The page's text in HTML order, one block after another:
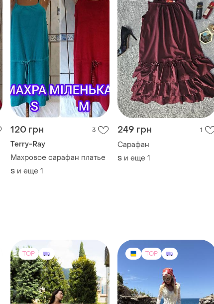
120 грн 3
Terry-Ray
Махровое сарафан платье
S и еще 1
249 грн 1
Сарафан
S и еще 1
TOP TOP